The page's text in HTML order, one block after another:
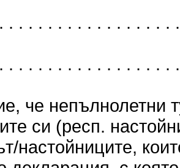
. . . . . . . . . . . . . . . .
. . . . . . . . . . . . . . . .
че непълнолетни
си (респ.
настойниците,